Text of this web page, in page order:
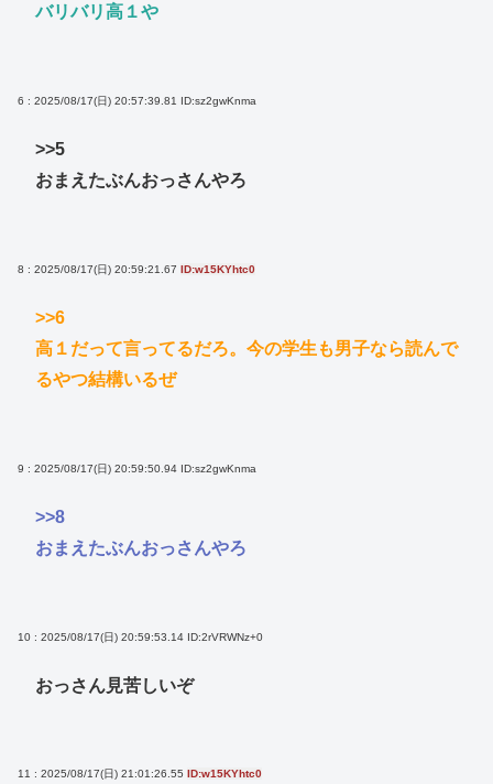
バリバリ高１や
6 : 2025/08/17(日) 20:57:39.81 ID:sz2gwKnma
>>5
おまえたぶんおっさんやろ
8 : 2025/08/17(日) 20:59:21.67 ID:w15KYhtc0
>>6
高１だって言ってるだろ。今の学生も男子なら読んで
るやつ結構いるぜ
9 : 2025/08/17(日) 20:59:50.94 ID:sz2gwKnma
>>8
おまえたぶんおっさんやろ
10 : 2025/08/17(日) 20:59:53.14 ID:2rVRWNz+0
おっさん見苦しいぞ
11 : 2025/08/17(日) 21:01:26.55 ID:w15KYhtc0